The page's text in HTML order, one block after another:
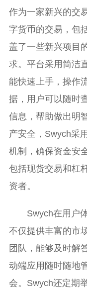
作为一家新兴的交
字货币的交易，包
盖了一些新兴项目
求。平台采用简洁
能快速上手，操作
据，用户可以随时
信息，帮助做出明
产安全，Swych采
机制，确保资金安
包括现货交易和杠
资者。
Swych在用户
不仅提供丰富的市
团队，能够及时解
动端应用随时随地
会。Swych还定期